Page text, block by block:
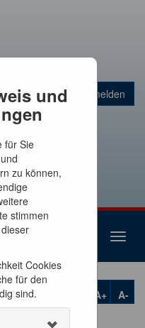
und
für Sie
zu können,
stimmen
Cookies
für den
sind.
Warenkorb
0,00 €
Anmelden
A-
A+